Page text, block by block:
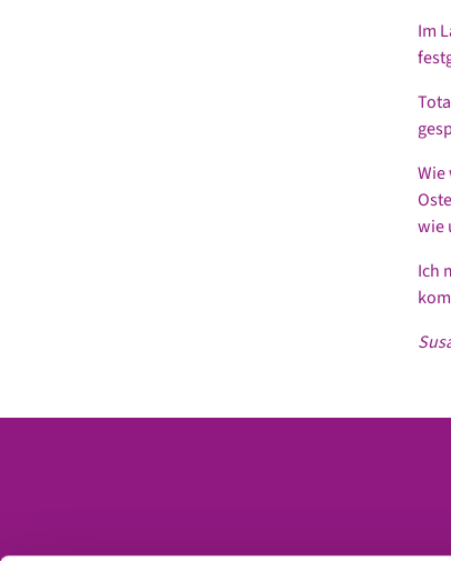
Im
Wie
wie
Ich